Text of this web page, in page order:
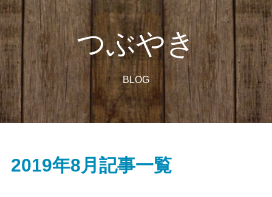
COMPANY
人材募集
RECRUIT
つぶやき
BLOG
つぶやき
BLOG
2019年8月記事一覧